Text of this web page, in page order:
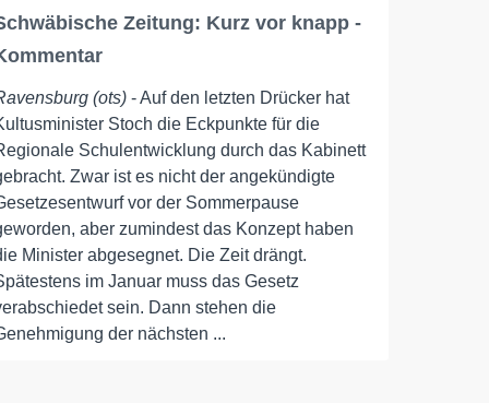
Zeitung: Kurz vor knapp -
(ots) - Auf den letzten Drücker hat
Stoch die Eckpunkte für die
Schulentwicklung durch das Kabinett
Zwar ist es nicht der angekündigte
vor der Sommerpause
aber zumindest das Konzept haben
Minister abgesegnet. Die Zeit drängt.
im Januar muss das Gesetz
sein. Dann stehen die
der nächsten ...